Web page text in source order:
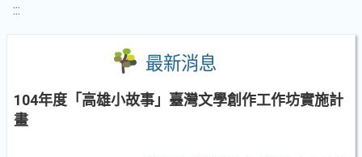
:::
最新消息
104年度「高雄小故事」臺灣文學創作工作坊實施計
畫